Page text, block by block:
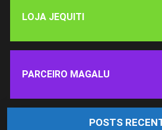
LOJA JEQUITI
PARCEIRO MAGALU
POSTS